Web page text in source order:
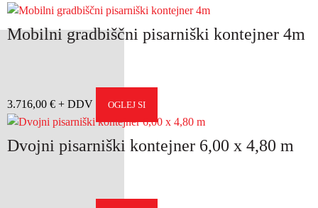
Mobilni gradbiščni pisarniški kontejner 4m
3.716,00 € OGLEJ SI
Dvojni pisarniški kontejner 6,00 x 4,80 m